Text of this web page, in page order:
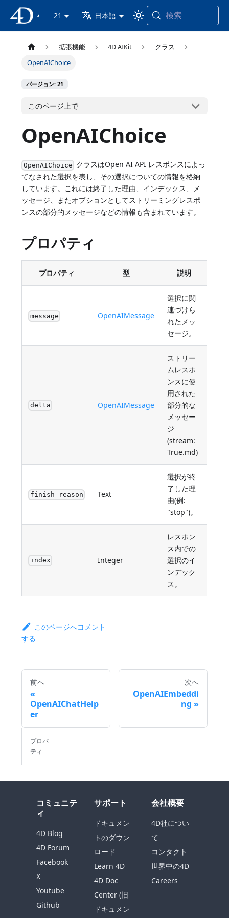
21 日本語 検索
拡張機能 4D AIKit
クラス
OpenAIChoice
バージョン: 21
このページ上で
OpenAIChoice
OpenAIChoice クラスはOpen AI API レスポンスによっ
てなされた選択を表し、その選択についての情報を格納
しています。これには終了した理由、インデックス、メ
ッセージ、またオプションとしてストリーミングレスポ
ンスの部分的メッセージなどの情報も含まれています。
プロパティ
プロパティ 型 説明
message OpenAIMessage
選択に関
連づけら
れたメッ
セージ。
delta OpenAIMessage
ストリー
ムレスポ
ンスに使
用された
部分的な
メッセー
ジ
(stream:
True.md)
finish_reason Text
選択が終
了した理
由(例:
"stop")。
index Integer
レスポン
ス内での
選択のイ
ンデック
ス。
このページへコメント
する
前へ
OpenAIChatHelp
er
次へ
OpenAIEmbeddi
ng
プロパ
ティ
コミュニテ
ィ
4D Blog
4D Forum
Facebook
X
Youtube
Github
サポート
ドキュメン
トのダウン
ロード
Learn 4D
4D Doc
Center (旧
ドキュメン
会社概要
4D社につい
て
コンタクト
世界中の4D
Careers